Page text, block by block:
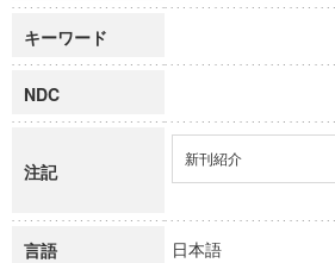
キーワード
NDC
注記
新刊紹介
言語 日本語